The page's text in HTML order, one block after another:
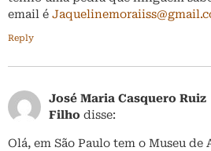
email é
Reply
José Maria Casquero Ruiz
Filho disse:
Olá, em São Paulo tem o Museu de